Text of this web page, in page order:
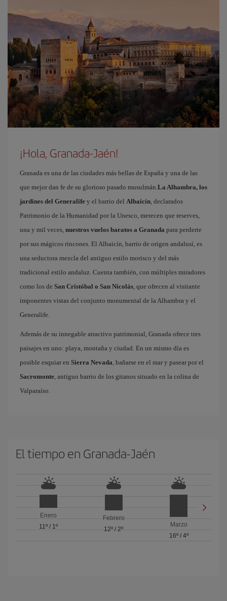
¡Hola, Granada-Jaén!
Granada es una de las ciudades más bellas de España y una de las
que mejor dan fe de su glorioso pasado musulmán.La Alhambra, los
jardines del Generalife y el barrio del Albaicín, declarados
Patrimonio de la Humanidad por la Unesco, merecen que reserves,
una y mil veces, nuestros vuelos baratos a Granada para perderte
por sus mágicos rincones. El Albaicín, barrio de origen andalusí, es
una seductora mezcla del antiguo estilo morisco y del más
tradicional estilo andaluz. Cuenta también, con múltiples miradores
como los de San Cristóbal o San Nicolás, que ofrecen al visitante
imponentes vistas del conjunto monumental de la Alhambra y el
Generalife.
Además de su innegable atractivo patrimonial, Granada ofrece tres
paisajes en uno: playa, montaña y ciudad. En un mismo día es
posible esquiar en Sierra Nevada, bañarse en el mar y pasear por el
Sacromonte, antiguo barrio de los gitanos situado en la colina de
Valparaíso.
El tiempo en Granada-Jaén
Enero
11º/ 1º
Febrero
12º / 2º
Marzo
16º/ 4º